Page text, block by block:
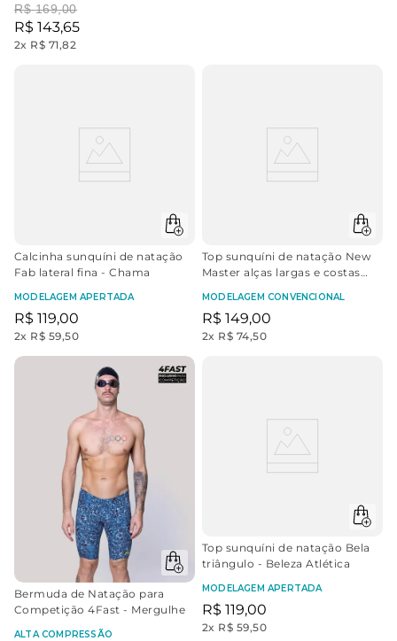
R$ 169,00
R$ 143,65
2x R$ 71,82
Calcinha sunquíni de natação
Fab lateral fina - Chama
MODELAGEM APERTADA
R$ 119,00
2x R$ 59,50
Top sunquíni de natação New
Master alças largas e costas
MODELAGEM CONVENCIONAL
R$ 149,00
2x R$ 74,50
Bermuda de Natação para
Competição 4Fast - Mergulhe
ALTA COMPRESSÃO
Top sunquíni de natação Bela
triângulo - Beleza Atlética
MODELAGEM APERTADA
R$ 119,00
2x R$ 59,50